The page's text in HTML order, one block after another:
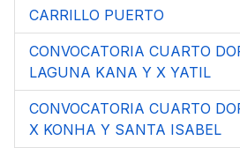
CARRILLO PUERTO
CONVOCATORIA CUARTO
LAGUNA KANA Y X YATIL
CONVOCATORIA CUARTO
X KONHA Y SANTA ISABEL